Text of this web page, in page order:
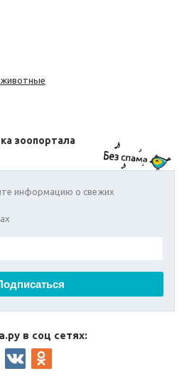
зоопортала
информацию о свежих
в соц сетях: